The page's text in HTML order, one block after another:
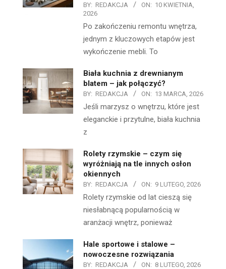
BY: REDAKCJA ON: 10 KWIETNIA,
2026
Po zakończeniu remontu wnętrza,
jednym z kluczowych etapów jest
wykończenie mebli. To
Biała kuchnia z drewnianym
blatem – jak połączyć?
BY: REDAKCJA ON: 13 MARCA, 2026
Jeśli marzysz o wnętrzu, które jest
eleganckie i przytulne, biała kuchnia
z
Rolety rzymskie – czym się
wyróżniają na tle innych osłon
okiennych
BY: REDAKCJA ON: 9 LUTEGO, 2026
Rolety rzymskie od lat cieszą się
niesłabnącą popularnością w
aranżacji wnętrz, ponieważ
Hale sportowe i stalowe –
nowoczesne rozwiązania
BY: REDAKCJA ON: 8 LUTEGO, 2026